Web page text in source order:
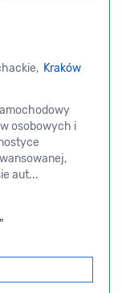
Kraków
osobowych i
aut...